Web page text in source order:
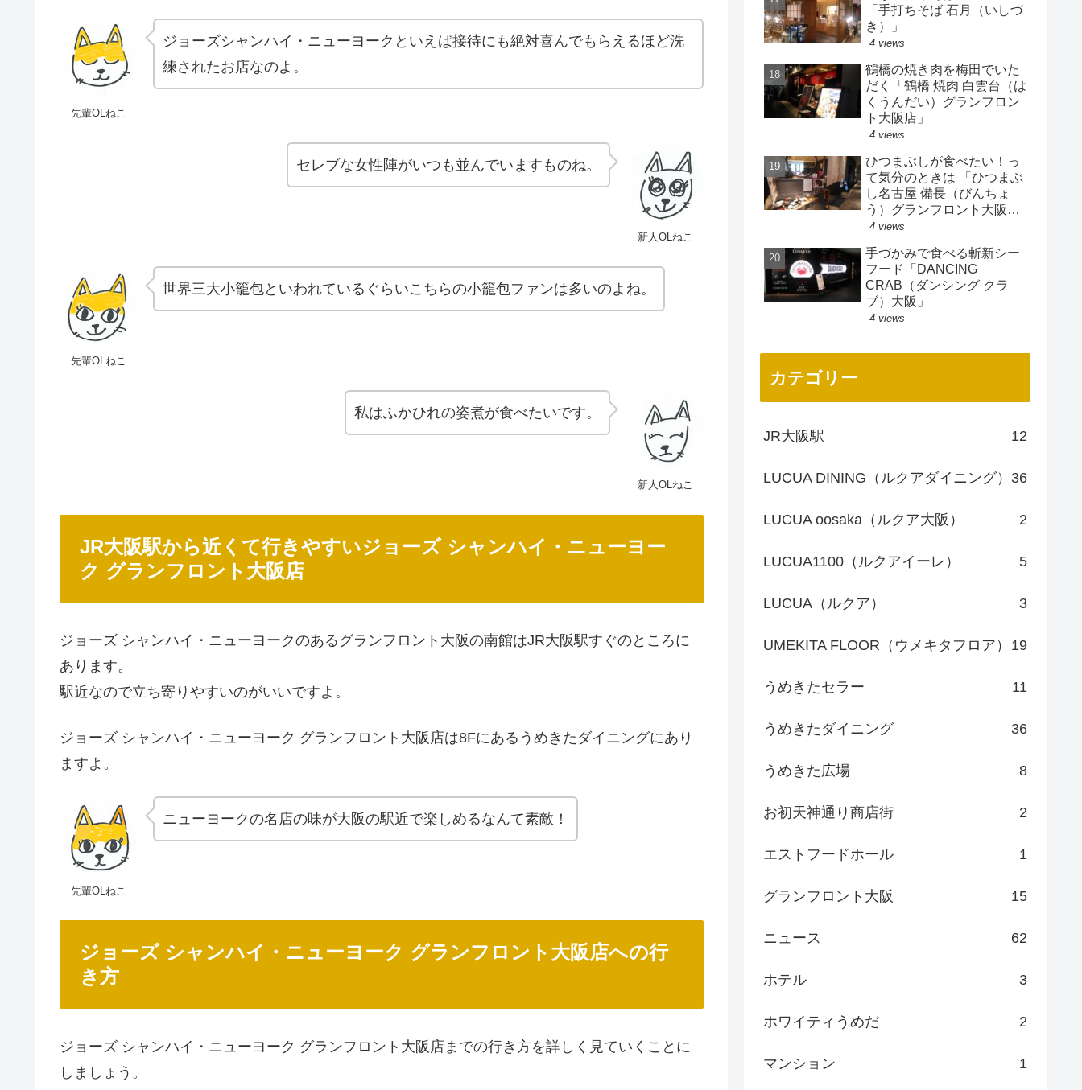
先輩OLねこ
ジョーズシャンハイ・ニューヨークといえば接待にも絶対喜んでもらえるほど洗
練されたお店なのよ。
新人OLねこ
セレブな女性陣がいつも並んでいますものね。
先輩OLねこ
世界三大小籠包といわれているぐらいこちらの小籠包ファンは多いのよね。
新人OLねこ
私はふかひれの姿煮が食べたいです。
JR大阪駅から近くて行きやすいジョーズ シャンハイ・ニューヨー
ク グランフロント大阪店
ジョーズ シャンハイ・ニューヨークのあるグランフロント大阪の南館はJR大阪駅すぐのところに
あります。
駅近なので立ち寄りやすいのがいいですよ。
ジョーズ シャンハイ・ニューヨーク グランフロント大阪店は8Fにあるうめきたダイニングにあり
ますよ。
先輩OLねこ
ニューヨークの名店の味が大阪の駅近で楽しめるなんて素敵！
ジョーズ シャンハイ・ニューヨーク グランフロント大阪店への行
き方
ジョーズ シャンハイ・ニューヨーク グランフロント大阪店までの行き方を詳しく見ていくことに
しましょう。
「手打ちそば 石月（いしづ
き）」
4 views
鶴橋の焼き肉を梅田でいた
だく「鶴橋 焼肉 白雲台（は
くうんだい）グランフロン
ト大阪店」
4 views
ひつまぶしが食べたい！っ
て気分のときは 「ひつまぶ
し名古屋 備長（びんちょ
う）グランフロント大阪
店」
4 views
手づかみで食べる斬新シー
フード「DANCING
CRAB（ダンシング クラ
ブ）大阪」
4 views
カテゴリー
JR大阪駅 12
LUCUA DINING（ルクアダイニング） 36
LUCUA oosaka（ルクア大阪） 2
LUCUA1100（ルクアイーレ） 5
LUCUA（ルクア） 3
UMEKITA FLOOR（ウメキタフロア） 19
うめきたセラー 11
うめきたダイニング 36
うめきた広場 8
お初天神通り商店街 2
エストフードホール 1
グランフロント大阪 15
ニュース 62
ホテル 3
ホワイティうめだ 2
マンション 1